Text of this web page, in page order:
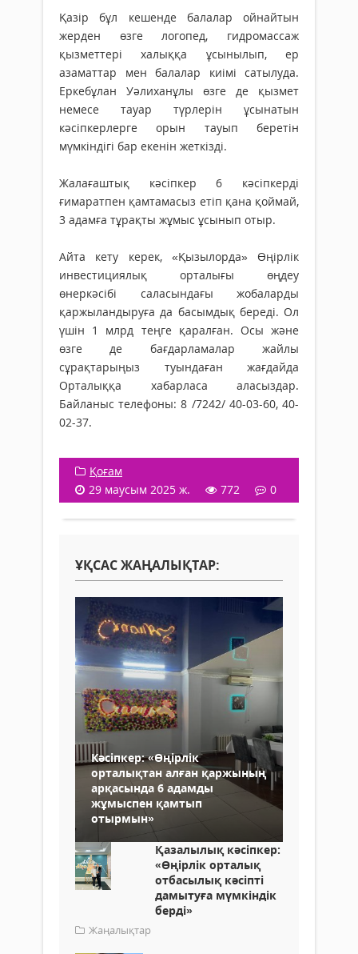
Қазір бұл кешенде балалар ойнайтын
жерден өзге логопед, гидромассаж
қызметтері халыққа ұсынылып, ер
азаматтар мен балалар киімі сатылуда.
Еркебұлан Уәлиханұлы өзге де қызмет
немесе тауар түрлерін ұсынатын
кәсіпкерлерге орын тауып беретін
мүмкіндігі бар екенін жеткізді.
Жалағаштық кәсіпкер 6 кәсіпкерді
ғимаратпен қамтамасыз етіп қана қоймай,
3 адамға тұрақты жұмыс ұсынып отыр.
Айта кету керек, «Қызылорда» Өңірлік
инвестициялық орталығы өңдеу
өнеркәсібі саласындағы жобаларды
қаржыландыруға да басымдық береді. Ол
үшін 1 млрд теңге қаралған. Осы және
өзге де бағдарламалар жайлы
сұрақтарыңыз туындаған жағдайда
Орталыққа хабарласа аласыздар.
Байланыс телефоны: 8 /7242/ 40-03-60, 40-
02-37.
Қоғам
29 маусым 2025 ж.
772 0
ҰҚСАС ЖАҢАЛЫҚТАР:
Кәсіпкер: «Өңірлік
орталықтан алған қаржының
арқасында 6 адамды
жұмыспен қамтып
отырмын»
Қазалылық кәсіпкер:
«Өңірлік орталық
отбасылық кәсіпті
дамытуға мүмкіндік
берді»
Жаңалықтар